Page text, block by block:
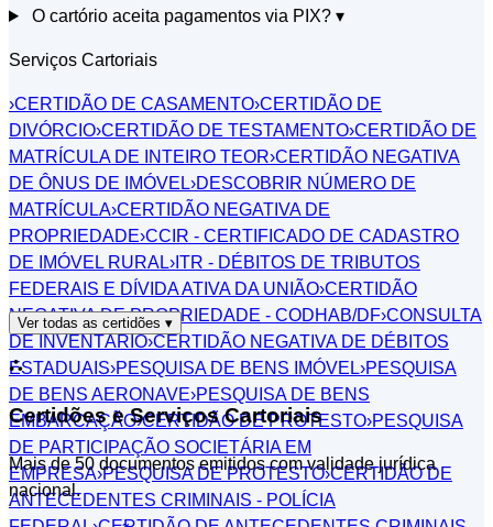
O cartório aceita pagamentos via PIX? ▾
Serviços Cartoriais
›CERTIDÃO DE CASAMENTO›CERTIDÃO DE
DIVÓRCIO›CERTIDÃO DE TESTAMENTO›CERTIDÃO DE
MATRÍCULA DE INTEIRO TEOR›CERTIDÃO NEGATIVA
DE ÔNUS DE IMÓVEL›DESCOBRIR NÚMERO DE
MATRÍCULA›CERTIDÃO NEGATIVA DE
PROPRIEDADE›CCIR - CERTIFICADO DE CADASTRO
DE IMÓVEL RURAL› ITR - DÉBITOS DE TRIBUTOS
FEDERAIS E DÍVIDA ATIVA DA UNIÃO›CERTIDÃO
NEGATIVA DE PROPRIEDADE - CODHAB/DF›CONSULTA
DE INVENTÁRIO›CERTIDÃO NEGATIVA DE DÉBITOS
ESTADUAIS›PESQUISA DE BENS IMÓVEL›PESQUISA
DE BENS AERONAVE›PESQUISA DE BENS
EMBARCAÇÃO›CERTIDÃO DE PROTESTO›PESQUISA
DE PARTICIPAÇÃO SOCIETÁRIA EM
EMPRESA›PESQUISA DE PROTESTO›CERTIDÃO DE
ANTECEDENTES CRIMINAIS - POLÍCIA
Ver todas as certidões ▾
⛬
Certidões e Serviços Cartoriais
Mais de 50 documentos emitidos com validade jurídica
nacional.